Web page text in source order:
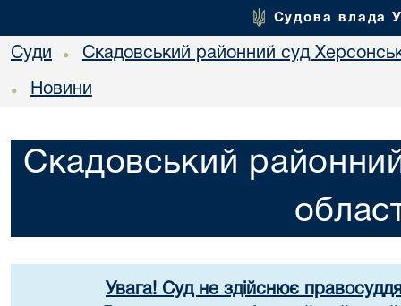
Судова влада
Суди • Скадовський районний суд
• Новини
Скадовський
Увага! Суд не здійснює